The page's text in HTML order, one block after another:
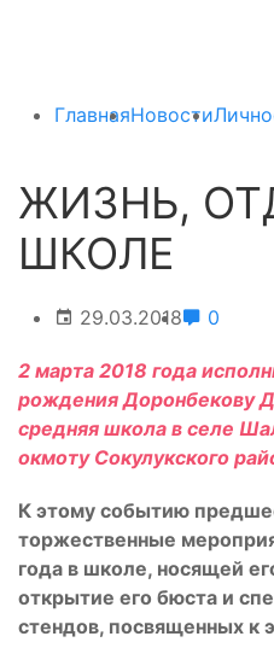
ГлавнаяНовости
ЖИЗНЬ,
ШКОЛЕ
29.03.2018 0
2 марта 2018 года
рождения Доронбекову
средняя школа в селе
окмоту Сокулукского
К этому событию
торжественные
года в школе, носящей
открытие его бюста и
стендов, посвященных к